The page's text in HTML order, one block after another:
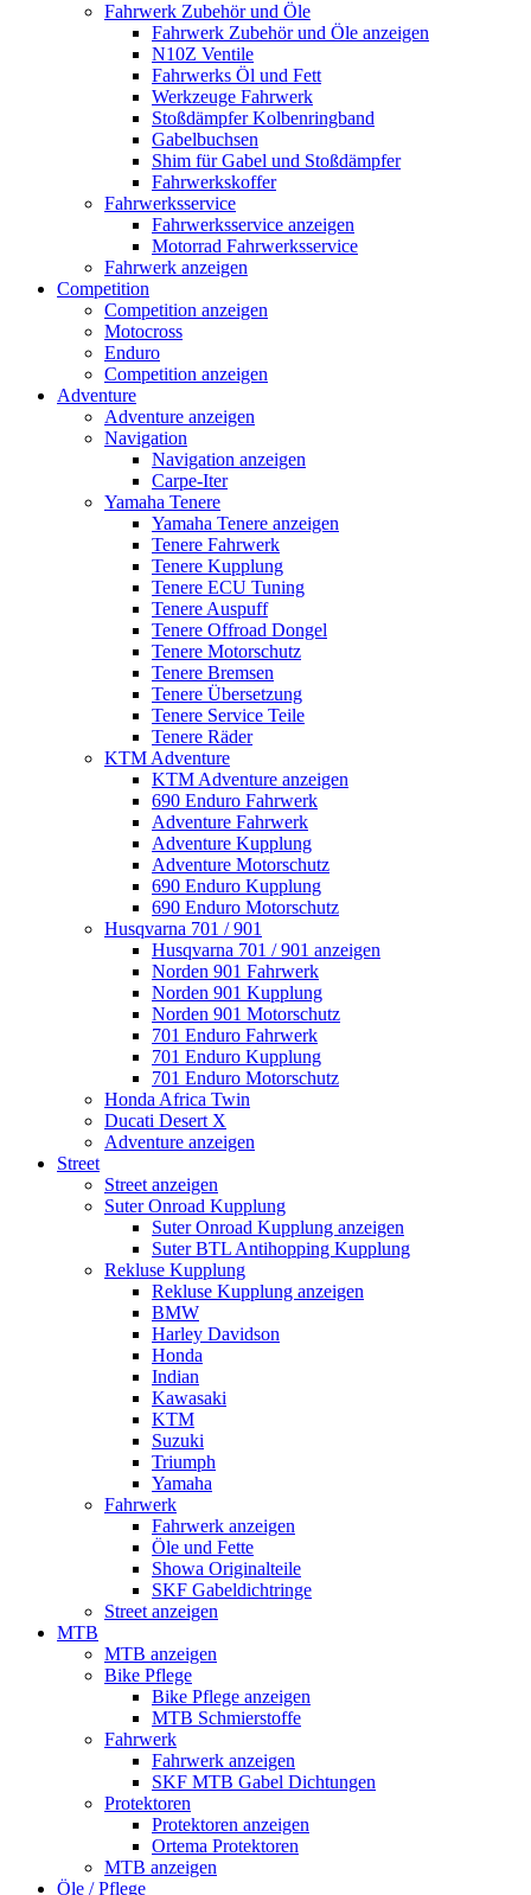
Fahrwerk Zubehör und Öle
Fahrwerk Zubehör und Öle anzeigen
N10Z Ventile
Fahrwerks Öl und Fett
Werkzeuge Fahrwerk
Stoßdämpfer Kolbenringband
Gabelbuchsen
Shim für Gabel und Stoßdämpfer
Fahrwerkskoffer
Fahrwerksservice
Fahrwerksservice anzeigen
Motorrad Fahrwerksservice
Fahrwerk anzeigen
Competition
Competition anzeigen
Motocross
Enduro
Competition anzeigen
Adventure
Adventure anzeigen
Navigation
Navigation anzeigen
Carpe-Iter
Yamaha Tenere
Yamaha Tenere anzeigen
Tenere Fahrwerk
Tenere Kupplung
Tenere ECU Tuning
Tenere Auspuff
Tenere Offroad Dongel
Tenere Motorschutz
Tenere Bremsen
Tenere Übersetzung
Tenere Service Teile
Tenere Räder
KTM Adventure
KTM Adventure anzeigen
690 Enduro Fahrwerk
Adventure Fahrwerk
Adventure Kupplung
Adventure Motorschutz
690 Enduro Kupplung
690 Enduro Motorschutz
Husqvarna 701 / 901
Husqvarna 701 / 901 anzeigen
Norden 901 Fahrwerk
Norden 901 Kupplung
Norden 901 Motorschutz
701 Enduro Fahrwerk
701 Enduro Kupplung
701 Enduro Motorschutz
Honda Africa Twin
Ducati Desert X
Adventure anzeigen
Street
Street anzeigen
Suter Onroad Kupplung
Suter Onroad Kupplung anzeigen
Suter BTL Antihopping Kupplung
Rekluse Kupplung
Rekluse Kupplung anzeigen
BMW
Harley Davidson
Honda
Indian
Kawasaki
KTM
Suzuki
Triumph
Yamaha
Fahrwerk
Fahrwerk anzeigen
Öle und Fette
Showa Originalteile
SKF Gabeldichtringe
Street anzeigen
MTB
MTB anzeigen
Bike Pflege
Bike Pflege anzeigen
MTB Schmierstoffe
Fahrwerk
Fahrwerk anzeigen
SKF MTB Gabel Dichtungen
Protektoren
Protektoren anzeigen
Ortema Protektoren
MTB anzeigen
Öle / Pflege